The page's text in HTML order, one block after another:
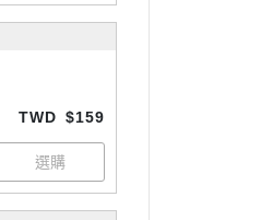
TWD $159